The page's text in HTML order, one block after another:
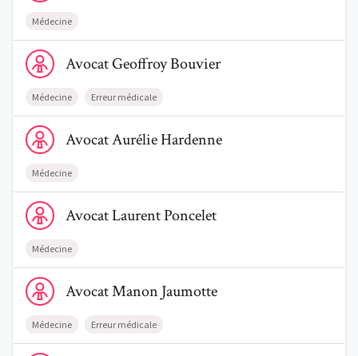
Médecine
Voir le profil de AvocatGeoffroy Bouvier
AvocatGeoffroyBouvier
Médecine Erreur médicale
Voir le profil de AvocatAurélie Hardenne
AvocatAurélieHardenne
Médecine
Voir le profil de AvocatLaurent Poncelet
AvocatLaurentPoncelet
Médecine
Voir le profil de AvocatManon Jaumotte
AvocatManon Jaumotte
Médecine Erreur médicale
Voir le profil de AvocatGaël Bronsart